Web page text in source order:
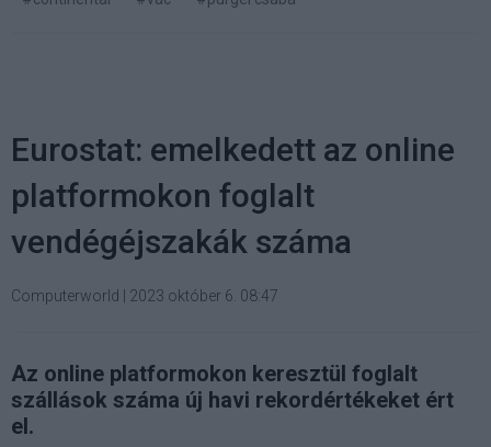
Eurostat: emelkedett az online
platformokon foglalt
vendégéjszakák száma
Computerworld 2023 október 6. 08:47
Az online platformokon keresztül foglalt
szállások száma új havi rekordértékeket ért
el.